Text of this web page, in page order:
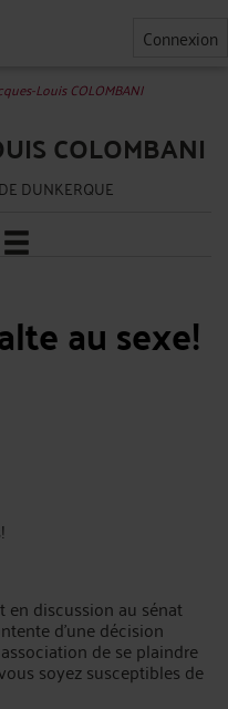
Connexion
Louis COLOMBANI
COLOMBANI
DUNKERQUE
au sexe!
en discussion au sénat
d'une décision
de se plaindre
soyez susceptibles de